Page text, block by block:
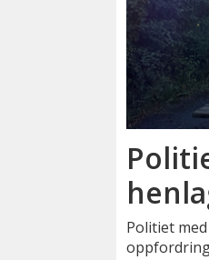
Politiet